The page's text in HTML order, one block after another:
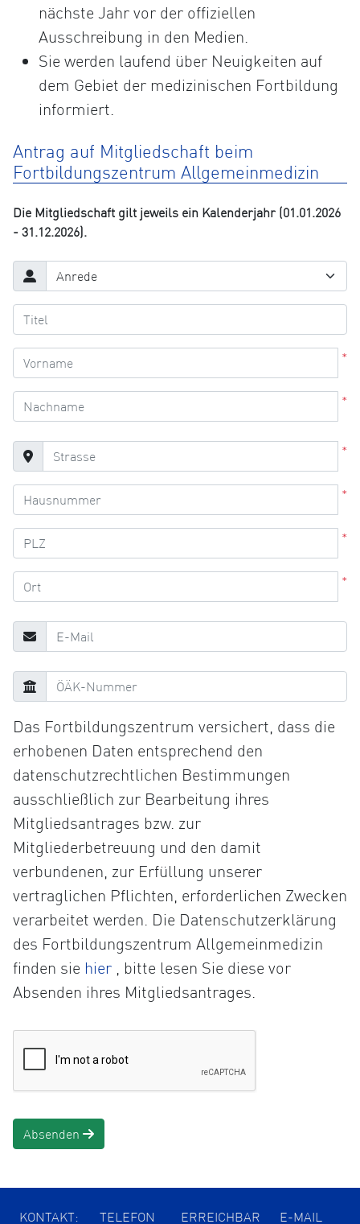
nächste Jahr vor der offiziellen
Ausschreibung in den Medien.
Sie werden laufend über Neuigkeiten auf
dem Gebiet der medizinischen Fortbildung
informiert.
Antrag auf Mitgliedschaft beim
Fortbildungszentrum Allgemeinmedizin
Die Mitgliedschaft gilt jeweils ein Kalenderjahr (01.01.2026
- 31.12.2026).
*
*
*
*
*
*
Das Fortbildungszentrum versichert, dass die
erhobenen Daten entsprechend den
datenschutzrechtlichen Bestimmungen
ausschließlich zur Bearbeitung ihres
Mitgliedsantrages bzw. zur
Mitgliederbetreuung und den damit
verbundenen, zur Erfüllung unserer
vertraglichen Pflichten, erforderlichen Zwecken
verarbeitet werden. Die Datenschutzerklärung
des Fortbildungszentrum Allgemeinmedizin
finden sie hier
Öffnet
die
einem
neuen
, bitte lesen Sie diese vor
Absenden ihres Mitgliedsantrages.
Absenden
KONTAKT: TELEFON ERREICHBAR E-MAIL